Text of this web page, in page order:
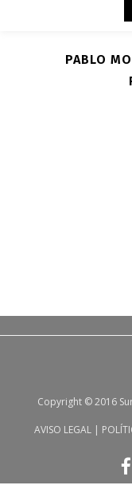
PABLO
Copyright © 2016
AVISO LEGAL|